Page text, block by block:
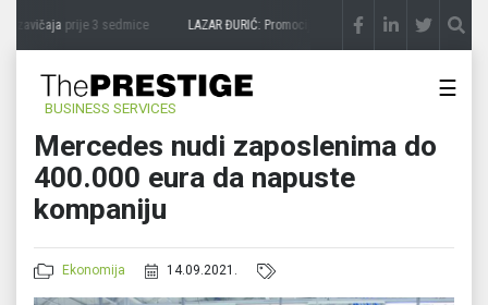
zavičajaprije 3 sedmice LAZAR ĐURIĆ: Promocija potencijal pretvara u destinaciju
BUSINESS SERVICES
☰
Mercedes nudi zaposlenima do
400.000 eura da napuste
kompaniju
Ekonomija 14.09.2021.